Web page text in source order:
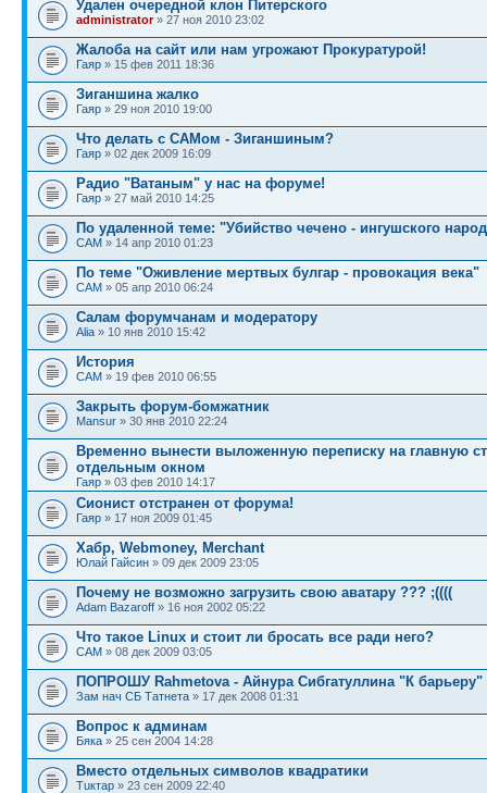
Удален очередной клон Питерского
administrator» 27 ноя 2010 23:02
Жалоба на сайт или нам угрожают Прокуратурой!
Гаяр » 15 фев 2011 18:36
Зиганшина жалко
Гаяр » 29 ноя 2010 19:00
Что делать с САМом - Зиганшиным?
Гаяр » 02 дек 2009 16:09
Радио "Ватаным" у нас на форуме!
Гаяр » 27 май 2010 14:25
По удаленной теме: "Убийство чечено - ингушского
САМ » 14 апр 2010 01:23
По теме "Оживление мертвых булгар - провокация века"
САМ » 05 апр 2010 06:24
Салам форумчанам и модератору
Alia » 10 янв 2010 15:42
История
САМ » 19 фев 2010 06:55
Закрыть форум-бомжатник
Mansur » 30 янв 2010 22:24
Временно вынести выложенную переписку на главную
отдельным окном
Гаяр » 03 фев 2010 14:17
Сионист отстранен от форума!
Гаяр » 17 ноя 2009 01:45
Хабр, Webmoney, Merchant
Юлай Гайсин » 09 дек 2009 23:05
Почему не возможно загрузить свою аватару ??? ;((((
Adam Bazaroff » 16 ноя 2002 05:22
Что такое Linux и стоит ли бросать все ради него?
САМ » 08 дек 2009 03:05
ПОПРОШУ Rahmetova - Айнура Сибгатуллина "К барьеру"
Зам нач СБ Татнета » 17 дек 2008 01:31
Вопрос к админам
Бяка » 25 сен 2004 14:28
Вместо отдельных символов квадратики
Тuктар » 23 сен 2009 22:40